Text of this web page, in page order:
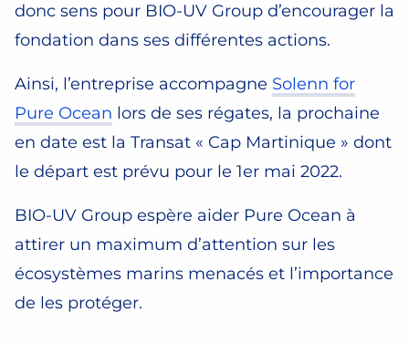
donc sens pour BIO-UV Group d’encourager la
fondation dans ses différentes actions.
Ainsi, l’entreprise accompagne Solenn for
Pure Ocean lors de ses régates, la prochaine
en date est la Transat « Cap Martinique » dont
le départ est prévu pour le 1er mai 2022.
BIO-UV Group espère aider Pure Ocean à
attirer un maximum d’attention sur les
écosystèmes marins menacés et l’importance
de les protéger.